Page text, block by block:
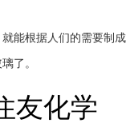
能根据人们的需要制成
了。
友化学